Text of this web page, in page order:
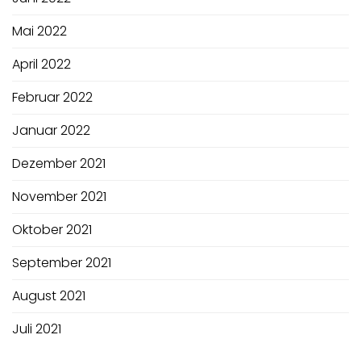
Mai 2022
April 2022
Februar 2022
Januar 2022
Dezember 2021
November 2021
Oktober 2021
September 2021
August 2021
Juli 2021